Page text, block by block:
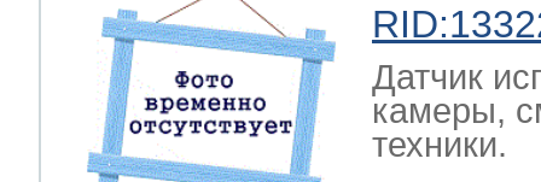
Датчик
камеры,
техники.